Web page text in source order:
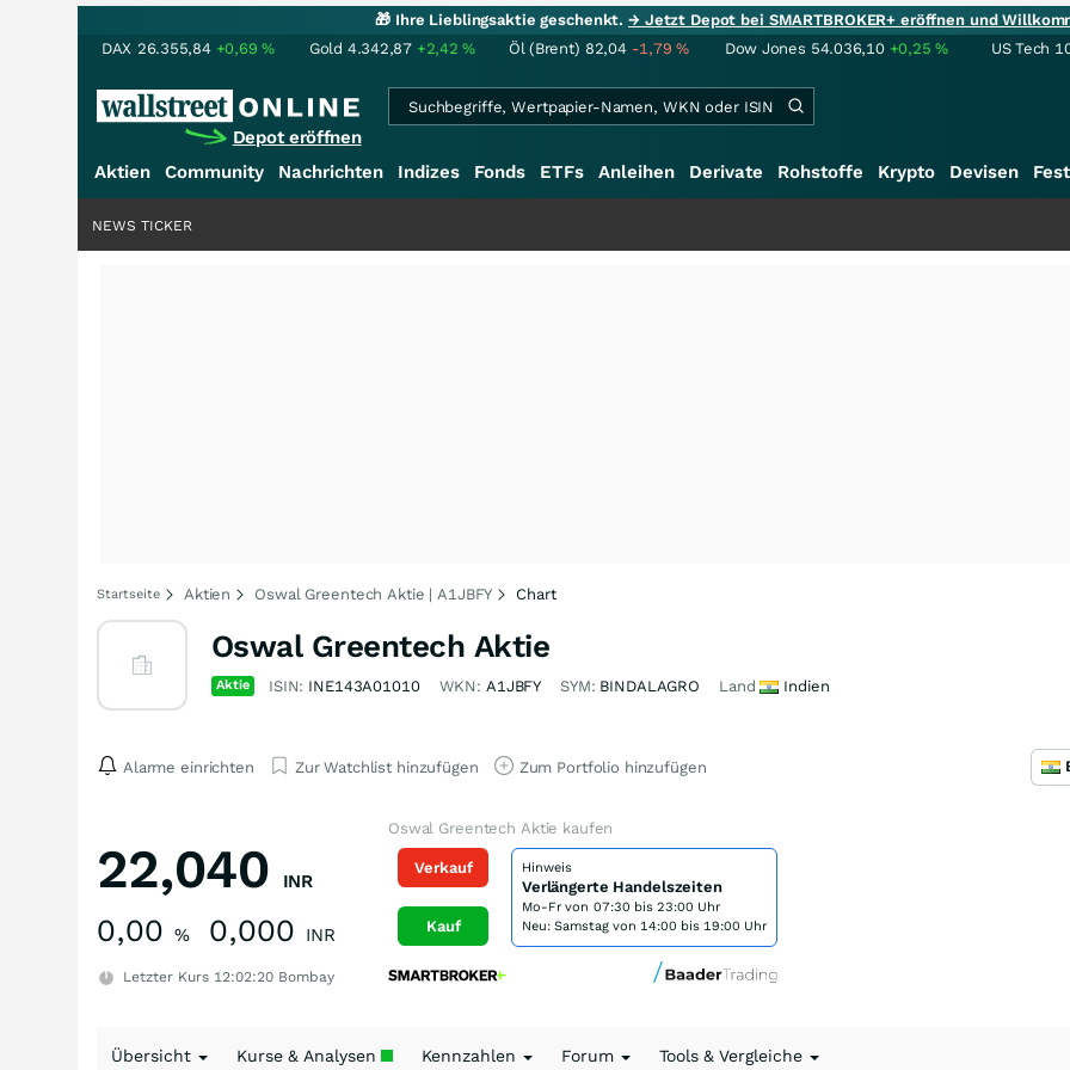
🎁 Ihre Lieblingsaktie geschenkt.→ Jetzt Depot bei SMARTBROKER+ eröffnen und
DAX 26.355,84 +0,69% Gold 4.342,87 +2,42% Öl (Brent) 82,04 -1,79% Dow Jones 54.036,10 +0,25% US Tech
Depot eröffnen
Aktien Community Nachrichten Indizes Fonds ETFs Anleihen Derivate Rohstoffe Krypto Devisen
NEWS TICKER
Startseite Aktien Oswal Greentech Aktie | A1JBFY Chart
Oswal Greentech Aktie
Aktie ISIN: INE143A01010 WKN: A1JBFY SYM: BINDALAGRO Land Indien
Alarme einrichten Zur Watchlist hinzufügen Zum Portfolio hinzufügen
22,040 INR
0,00 % 0,000 INR
Letzter Kurs 12:02:20 Bombay
Oswal Greentech Aktie kaufen
Verkauf
Kauf
Hinweis
Verlängerte Handelszeiten
Mo-Fr von 07:30 bis 23:00 Uhr
Neu: Samstag von 14:00 bis 19:00 Uhr
Übersicht Kurse & Analysen Kennzahlen Forum Tools & Vergleiche